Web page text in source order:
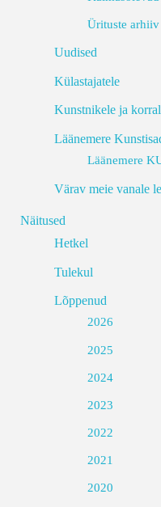
Ürituste arhiiv
Uudised
Külastajatele
Kunstnikele ja
Läänemere
Läänemere
Värav meie vanale
Näitused
Hetkel
Tulekul
Lõppenud
2026
2025
2024
2023
2022
2021
2020